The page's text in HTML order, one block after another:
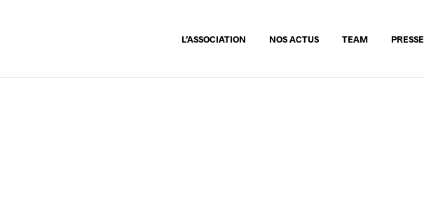
L’ASSOCIATION NOS ACTUS TEAM PRESSE